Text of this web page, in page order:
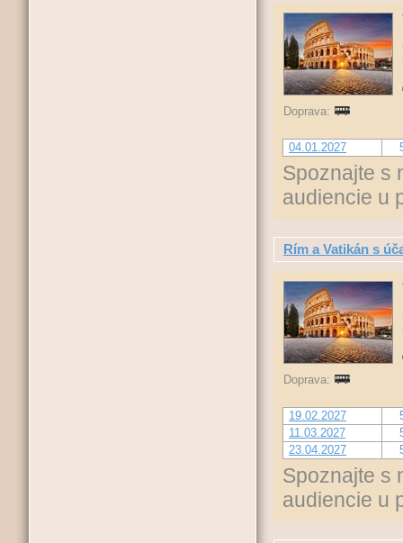
Doprava:
04.01.2027
Spoznajte s
audiencie u
Rím a Vatikán s
Doprava:
19.02.2027
11.03.2027
23.04.2027
Spoznajte s
audiencie u